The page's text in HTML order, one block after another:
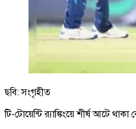
ছবি: সংগৃহীত
টি-টোয়েন্টি র‍্যাঙ্কিংয়ে শীর্ষ আটে